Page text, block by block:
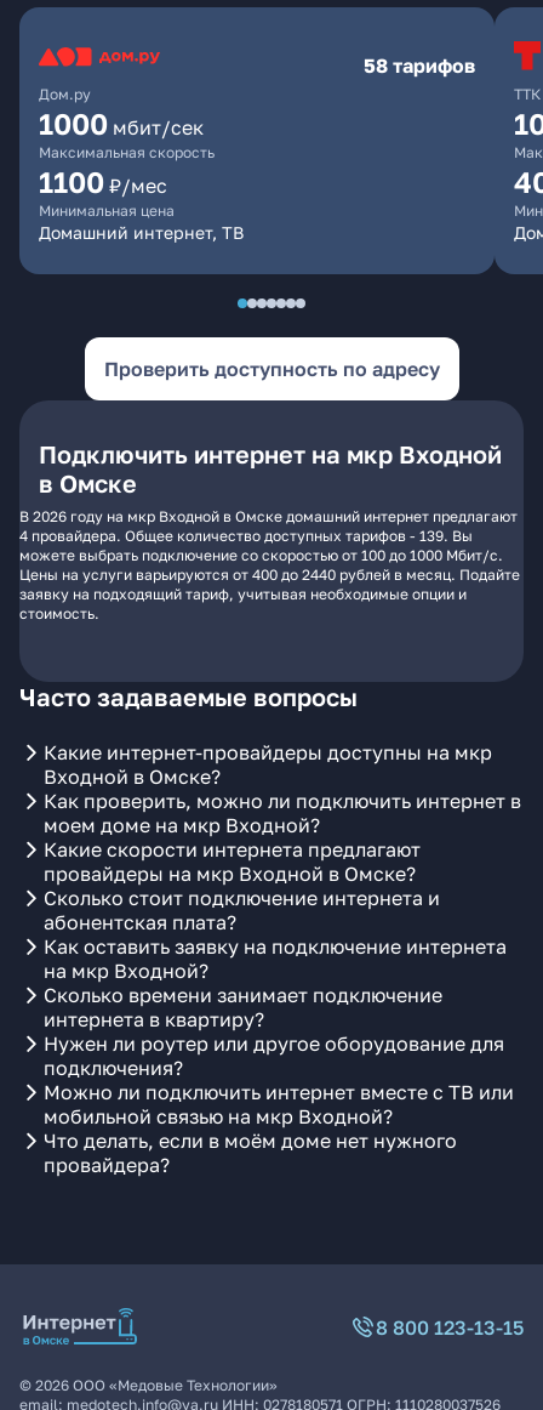
Дом.ру
58 тарифов
1000 мбит/сек
Максимальная скорость
1100 ₽/мес
Минимальная цена
Домашний интернет, ТВ
ТТК
Проверить доступность по адресу
Подключить интернет на мкр Входной
в Омске
В 2026 году на мкр Входной в Омске домашний интернет предлагают
4 провайдера. Общее количество доступных тарифов - 139. Вы
можете выбрать подключение со скоростью от 100 до 1000 Мбит/с.
Цены на услуги варьируются от 400 до 2440 рублей в месяц. Подайте
заявку на подходящий тариф, учитывая необходимые опции и
стоимость.
Часто задаваемые вопросы
Какие интернет-провайдеры доступны на мкр
Входной в Омске?
Как проверить, можно ли подключить интернет в
моем доме на мкр Входной?
Какие скорости интернета предлагают
провайдеры на мкр Входной в Омске?
Сколько стоит подключение интернета и
абонентская плата?
Как оставить заявку на подключение интернета
на мкр Входной?
Сколько времени занимает подключение
интернета в квартиру?
Нужен ли роутер или другое оборудование для
подключения?
Можно ли подключить интернет вместе с ТВ или
мобильной связью на мкр Входной?
Что делать, если в моём доме нет нужного
провайдера?
8 800 123-13-15
© 2026 ООО «Медовые Технологии»
email: medotech.info@ya.ru ИНН: 0278180571 ОГРН: 1110280037526